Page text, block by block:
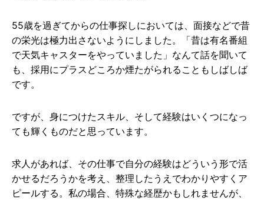
55歳を過ぎてからの仕事探しにおいては、面接などで昔
の栄光は極力出さないようにしました。「昔は有名番組
で天気キャスターをやっていました」なんて話を聞いて
も、採用にプラスどころか煙たがられることもしばしば
です。
ですが、身につけたスキル、そして経験はいくつになっ
ても輝くものだと思っています。
求人があれば、その仕事で自分の経験はどういう形で活
かせるだろうかを考え、整理したうえでわかりやすくア
ピールする。私の場合、特殊な経歴かもしれませんが、